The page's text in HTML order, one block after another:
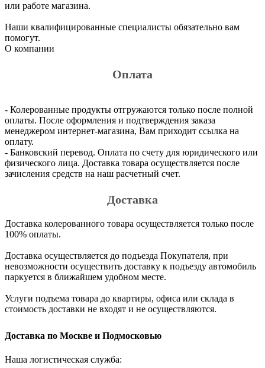
или работе магазина.
Наши квалифицированные специалисты обязательно вам
помогут.
О компании
Оплата
- Колерованные продукты отгружаются только после полной
оплаты. После оформления и подтверждения заказа
менеджером интернет-магазина, Вам приходит ссылка на
оплату.
- Банковский перевод. Оплата по счету для юридического или
физического лица. Доставка товара осуществляется после
зачисления средств на наш расчетный счет.
Доставка
Доставка колерованного товара осуществляется только после
100% оплаты.
Доставка осуществляется до подъезда Покупателя, при
невозможности осуществить доставку к подъезду автомобиль
паркуется в ближайшем удобном месте.
Услуги подъема товара до квартиры, офиса или склада в
стоимость доставки не входят и не осуществляются.
Доставка по Москве и Подмосковью
Наша логистическая служба: